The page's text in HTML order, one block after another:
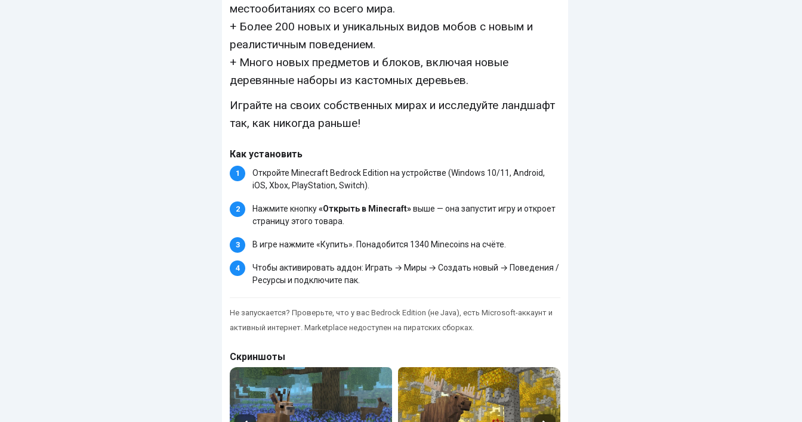
местообитаниях со всего мира.
+ Более 200 новых и уникальных видов мобов с новым и
реалистичным поведением.
+ Много новых предметов и блоков, включая новые
деревянные наборы из кастомных деревьев.
Играйте на своих собственных мирах и исследуйте ландшафт
так, как никогда раньше!
Как установить
Откройте Minecraft Bedrock Edition на устройстве (Windows 10/11, Android,
iOS, Xbox, PlayStation, Switch).
Нажмите кнопку«Открыть в Minecraft»выше — она запустит игру и откроет
страницу этого товара.
В игре нажмите «Купить». Понадобится 1340 Minecoins на счёте.
Чтобы активировать аддон: Играть → Миры → Создать новый → Поведения /
Ресурсы и подключите пак.
Не запускается? Проверьте, что у вас Bedrock Edition (не Java), есть Microsoft-аккаунт и
активный интернет. Marketplace недоступен на пиратских сборках.
Скриншоты